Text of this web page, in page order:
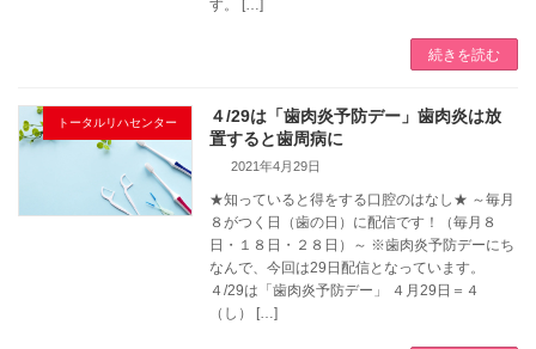
す。 […]
続きを読む
トータルリハセンター
４/29は「歯肉炎予防デー」歯肉炎は放
置すると歯周病に
2021年4月29日
★知っていると得をする口腔のはなし★ ～毎月
８がつく日（歯の日）に配信です！（毎月８
日・１８日・２８日）～ ※歯肉炎予防デーにち
なんで、今回は29日配信となっています。
４/29は「歯肉炎予防デー」 ４月29日＝４
（し） […]